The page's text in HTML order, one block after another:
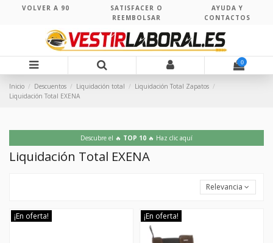
VOLVER A 90
SATISFACER O
REEMBOLSAR
AYUDA Y
CONTACTOS
0
Inicio Descuentos Liquidación total
Liquidación Total Zapatos
Liquidación Total EXENA
Descubre el 🔥 TOP 10 🔥 Haz clic aquí
Liquidación Total EXENA
Relevancia
¡En oferta! ¡En oferta!